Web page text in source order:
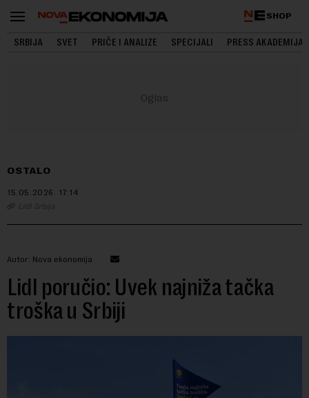
SHOP
SRBIJA SVET PRIČE I ANALIZE SPECIJALI PRESS AKADEMIJA
OSTALO
15.05.2026. 17:14
Lidl Srbija
Autor: Nova ekonomija
Lidl poručio: Uvek najniža tačka
troška u Srbiji